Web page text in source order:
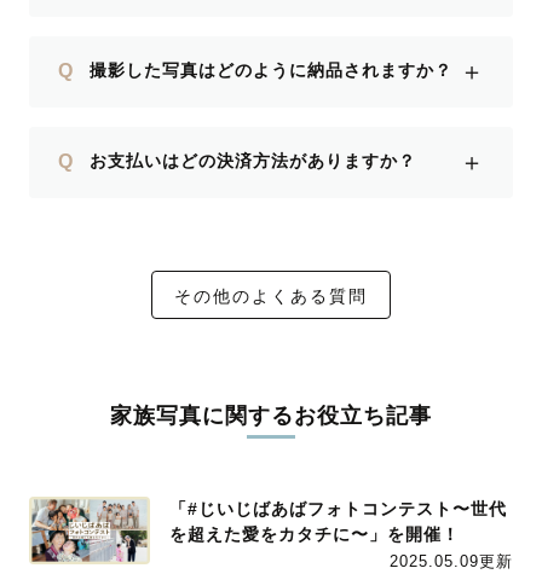
Q 撮影した写真はどのように納品されますか？ ＋
Q お支払いはどの決済方法がありますか？ ＋
その他のよくある質問
家族写真に関するお役立ち記事
「#じいじばあばフォトコンテスト〜世代
を超えた愛をカタチに〜」を開催！
2025.05.09更新